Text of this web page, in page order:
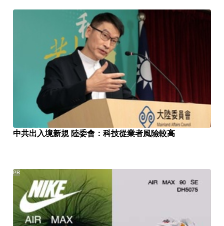
中共出入境新規 陸委會：科技從業者風險較高
PR